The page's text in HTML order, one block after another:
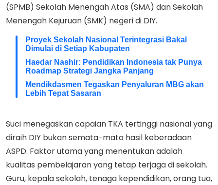
(SPMB) Sekolah Menengah Atas (SMA) dan Sekolah
Menengah Kejuruan (SMK) negeri di DIY.
Proyek Sekolah Nasional Terintegrasi Bakal
Dimulai di Setiap Kabupaten
Haedar Nashir: Pendidikan Indonesia tak Punya
Roadmap Strategi Jangka Panjang
Mendikdasmen Tegaskan Penyaluran MBG akan
Lebih Tepat Sasaran
Suci menegaskan capaian TKA tertinggi nasional yang
diraih DIY bukan semata-mata hasil keberadaan
ASPD. Faktor utama yang menentukan adalah
kualitas pembelajaran yang tetap terjaga di sekolah.
Guru, kepala sekolah, tenaga kependidikan, orang tua,